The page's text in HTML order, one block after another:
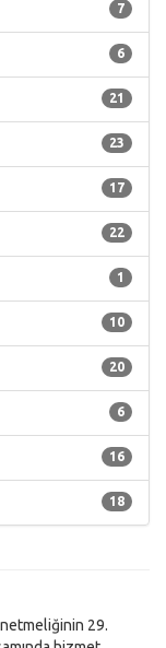
7
6
21
23
17
22
1
10
20
6
16
18
29.